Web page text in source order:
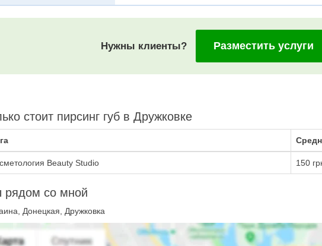
Нужны клиенты? Разместить услуги
стоит пирсинг губ в Дружковке
Beauty Studio 150
рядом со мной
Донецкая, Дружковка